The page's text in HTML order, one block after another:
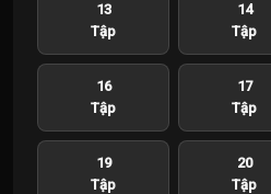
13
Tập
14
Tập
16
Tập
17
Tập
19
Tập
20
Tập